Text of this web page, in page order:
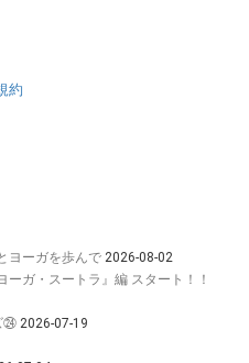
約
ヨーガを歩んで 2026-08-02
ガ・スートラ』編 スタート！！
㉔ 2026-07-19